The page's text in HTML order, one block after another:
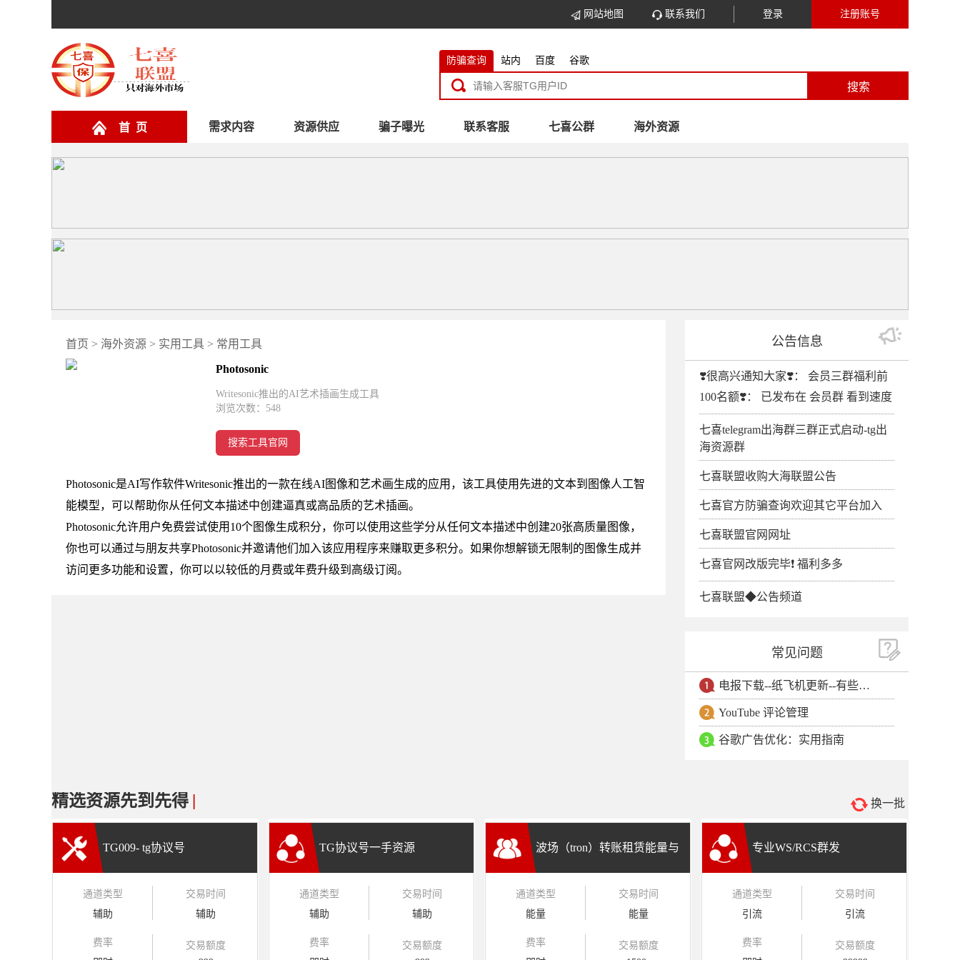
注册账号
登录
联系我们
网站地图
防骗查询 站内 百度 谷歌
搜索
首 页 需求内容 资源供应 骗子曝光 联系客服 七喜公群 海外资源
首页 > 海外资源 > 实用工具 > 常用工具
Photosonic
Writesonic推出的AI艺术插画生成工具
浏览次数： 548
搜索工具官网
Photosonic是AI写作软件Writesonic推出的一款在线AI图像和艺术画生成的应用，该工具使用先进的文本到图像人工智
能模型，可以帮助你从任何文本描述中创建逼真或高品质的艺术插画。
Photosonic允许用户免费尝试使用10个图像生成积分，你可以使用这些学分从任何文本描述中创建20张高质量图像，
你也可以通过与朋友共享Photosonic并邀请他们加入该应用程序来赚取更多积分。如果你想解锁无限制的图像生成并
访问更多功能和设置，你可以以较低的月费或年费升级到高级订阅。
公告信息
❣️很高兴通知大家❣️： 会员三群福利前
100名额❣️： 已发布在 会员群 看到速度
七喜telegram出海群三群正式启动-tg出
海资源群
七喜联盟收购大海联盟公告
七喜官方防骗查询欢迎其它平台加入
七喜联盟官网网址
七喜官网改版完毕❗️ 福利多多
七喜联盟◆公告频道
常见问题
电报下载--纸飞机更新--有些用户安卓手机无法更新电报软件
YouTube 评论管理
谷歌广告优化：实用指南
精选资源先到先得 | 换一批
TG009- tg协议号
通道类型
辅助
交易时间
辅助
费率
交易额度
TG协议号一手资源
通道类型
辅助
交易时间
辅助
费率
交易额度
波场（tron）转账租赁能量与
通道类型
能量
交易时间
能量
费率
交易额度
专业WS/RCS群发
通道类型
引流
交易时间
引流
费率
交易额度